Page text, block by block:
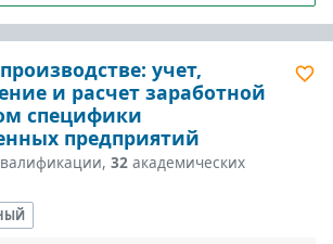
учет,
и расчет заработной
специфики
предприятий
32 академических